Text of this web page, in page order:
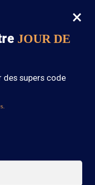
0
le code « BOHEME15 »
×
JOUR DE
des supers code